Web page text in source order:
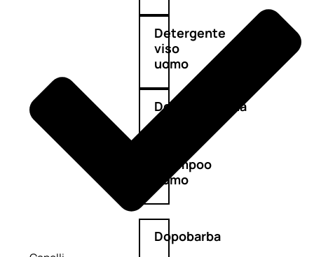
Detergente
viso
uomo
Docciaschiuma
uomo
Shampoo
uomo
Dopobarba